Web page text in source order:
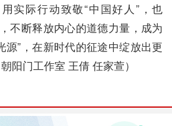
实际行动致敬“中国好人”，也
不断释放内心的道德力量，成为
源”，在新时代的征途中绽放出更
阳门工作室 王倩 任家萱）